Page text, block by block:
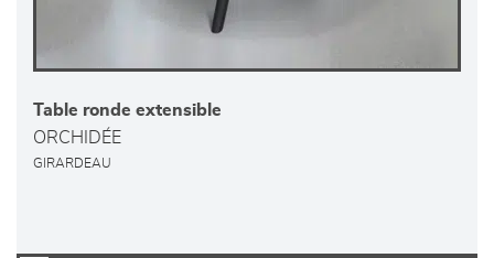
Table ronde extensible
ORCHIDÉE
GIRARDEAU